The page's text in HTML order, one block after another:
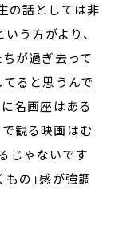
の話としては非
う方がより、
ちが過ぎ去って
てると思うんで
名画座はある
観る映画はむ
じゃないです
の」感が強調